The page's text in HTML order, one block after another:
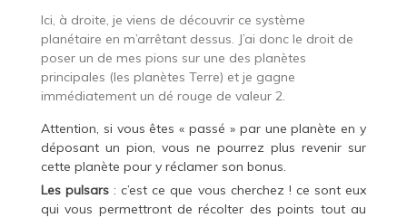
Ici, à droite, je viens de découvrir ce système
planétaire en m’arrêtant dessus. J’ai donc le droit de
poser un de mes pions sur une des planètes
principales (les planètes Terre) et je gagne
immédiatement un dé rouge de valeur 2.
Attention, si vous êtes « passé » par une planète en y
déposant un pion, vous ne pourrez plus revenir sur
cette planète pour y réclamer son bonus.
Les pulsars: c’est ce que vous cherchez ! ce sont eux
qui vous permettront de récolter des points tout au